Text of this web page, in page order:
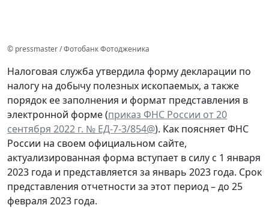
© pressmaster / Фотобанк Фотодженика
Налоговая служба утвердила форму декларации по
налогу на добычу полезных ископаемых, а также
порядок ее заполнения и формат представления в
электронной форме (приказ ФНС России от 20
сентября 2022 г. № ЕД-7-3/854@). Как поясняет ФНС
России на своем официальном сайте,
актуализированная форма вступает в силу с 1 января
2023 года и представляется за январь 2023 года. Срок
представления отчетности за этот период – до 25
февраля 2023 года.